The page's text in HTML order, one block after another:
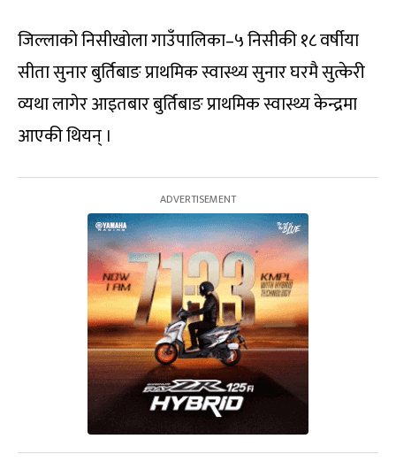
जिल्लाको निसीखोला गाउँपालिका–५ निसीकी १८ वर्षीया
सीता सुनार बुर्तिबाङ प्राथमिक स्वास्थ्य सुनार घरमै सुत्केरी
व्यथा लागेर आइतबार बुर्तिबाङ प्राथमिक स्वास्थ्य केन्द्रमा
आएकी थियन् ।